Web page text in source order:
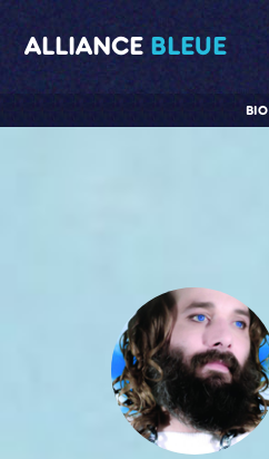
ALLIANCE BLEUE
BIO